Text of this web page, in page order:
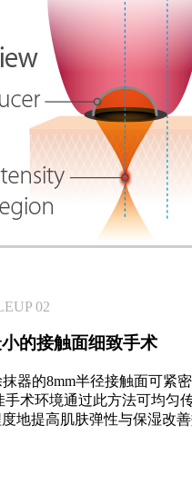
02
的接触面细致手术
器的8mm半径接触面可紧
手术环境通过此方法可均匀
地提高肌肤弹性与保湿改